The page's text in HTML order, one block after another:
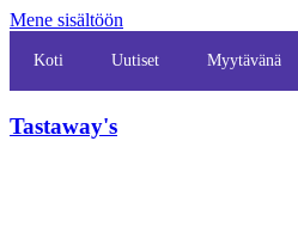
Mene sisältöön
Koti Uutiset Myytävänä
Tastaway's